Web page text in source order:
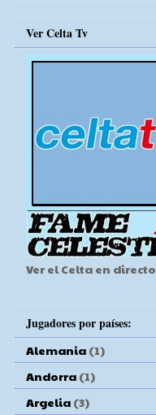
Ver Celta Tv
Ver el Celta en directo
Jugadores por países:
Alemania (1)
Andorra (1)
Argelia (3)